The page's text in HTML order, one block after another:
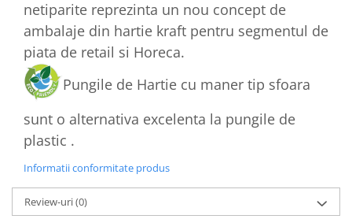
netiparite reprezinta un nou concept de
ambalaje din hartie kraft pentru segmentul de
piata de retail si Horeca.
Pungile de Hartie cu maner tip sfoara
sunt o alternativa excelenta la pungile de
plastic .
Informatii conformitate produs
Review-uri(0)